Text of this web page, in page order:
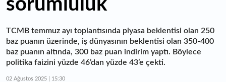
sorumluluk
TCMB temmuz ayı toplantısında piyasa beklentisi olan 250
baz puanın üzerinde, iş dünyasının beklentisi olan 350-400
baz puanın altında, 300 baz puan indirim yaptı. Böylece
politika faizini yüzde 46’dan yüzde 43’e çekti.
02 Ağustos 2025 | 15:30